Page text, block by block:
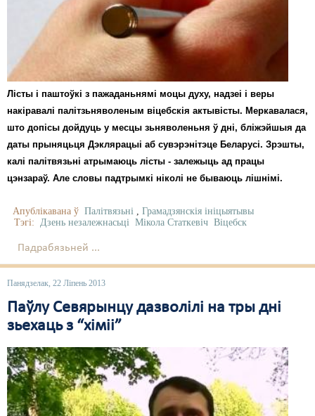
Лісты і паштоўкі з пажаданьнямі моцы духу, надзеі і веры
накіравалі палітзьняволеным віцебскія актывісты. Меркавалася,
што допісы дойдуць у месцы зьняволеньня ў дні, бліжэйшыя да
даты прыняцьця Дэклярацыі аб сувэрэнітэце Беларусі. Зрэшты,
калі палітвязьні атрымаюць лісты - залежыць ад працы
цэнзараў. Але словы падтрымкі ніколі не бываюць лішнімі.
Апублікавана ў Палітвязьні , Грамадзянскія ініцыятывы
Тэгі: Дзень незалежнасьці Мікола Статкевіч Віцебск
Падрабязьней ...
Панядзелак, 22 Ліпень 2013
Паўлу Севярынцу дазволілі на тры дні
зьехаць з “хіміі”
Культурныя правы
ЛПП
Мігранты
Мірныя сходы
Палітвязьні
Праваабаронцы
Пэнітэнцыярная сыстэма
Рознае
Свабода слова
Суд
Сьмяротнае пакараньне